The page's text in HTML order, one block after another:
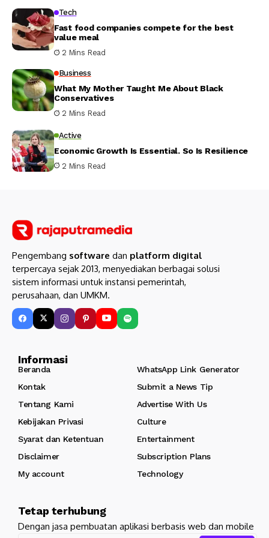
Tech
Fast food companies compete for the best
value meal
2 Mins Read
Business
What My Mother Taught Me About Black
Conservatives
2 Mins Read
Active
Economic Growth Is Essential. So Is Resilience
2 Mins Read
Pengembang software dan platform digital
terpercaya sejak 2013, menyediakan berbagai solusi
sistem informasi untuk instansi pemerintah,
perusahaan, dan UMKM.
Informasi
Beranda
WhatsApp Link Generator
Kontak
Submit a News Tip
Tentang Kami
Advertise With Us
Kebijakan Privasi
Culture
Syarat dan Ketentuan
Entertainment
Disclaimer
Subscription Plans
My account
Technology
Tetap terhubung
Dengan jasa pembuatan aplikasi berbasis web dan mobile